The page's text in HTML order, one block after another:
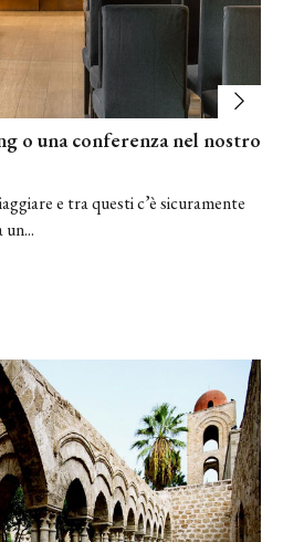
o una conferenza nel nostro
e tra questi c’è sicuramente